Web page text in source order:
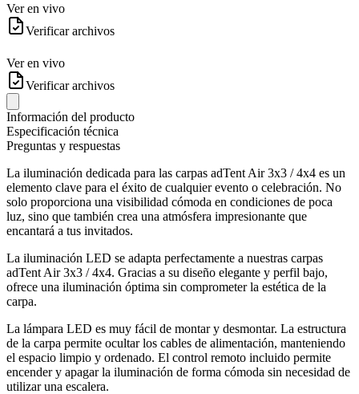
Ver en vivo
Verificar archivos
Ver en vivo
Verificar archivos
Información del producto
Especificación técnica
Preguntas y respuestas
La iluminación dedicada para las carpas adTent Air 3x3 / 4x4 es un
elemento clave para el éxito de cualquier evento o celebración. No
solo proporciona una visibilidad cómoda en condiciones de poca
luz, sino que también crea una atmósfera impresionante que
encantará a tus invitados.
La iluminación LED se adapta perfectamente a nuestras carpas
adTent Air 3x3 / 4x4. Gracias a su diseño elegante y perfil bajo,
ofrece una iluminación óptima sin comprometer la estética de la
carpa.
La lámpara LED es muy fácil de montar y desmontar. La estructura
de la carpa permite ocultar los cables de alimentación, manteniendo
el espacio limpio y ordenado. El control remoto incluido permite
encender y apagar la iluminación de forma cómoda sin necesidad de
utilizar una escalera.